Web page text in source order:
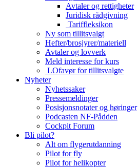
Avtaler og rettigheter
Juridisk rådgivning
Tariffleksikon
Ny som tillitsvalgt
Hefter/brosjyrer/materiell
Avtaler og lovverk
Meld interesse for kurs
LOfavør for tillitsvalgte
Nyheter
Nyhetssaker
Pressemeldinger
Posisjonsnotater og høringer
Podcasten NF-Pådden
Cockpit Forum
Bli pilot?
Alt om flygerutdanning
Pilot for fly
Pilot for helikopter